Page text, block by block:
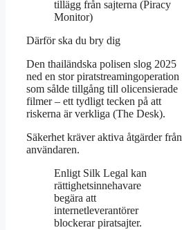
tillägg från sajterna (Piracy
Monitor)
Därför ska du bry dig
Den thailändska polisen slog 2025
ned en stor piratstreamingoperation
som sålde tillgång till olicensierade
filmer – ett tydligt tecken på att
riskerna är verkliga (The Desk).
Säkerhet kräver aktiva åtgärder från
användaren.
Enligt Silk Legal kan
rättighetsinnehavare
begära att
internetleverantörer
blockerar piratsajter.